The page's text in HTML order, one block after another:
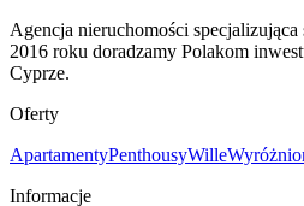
Agencja nieruchomości
2016 roku doradzamy Polakom
Cyprze.
Oferty
ApartamentyPenthousyWille
Informacje